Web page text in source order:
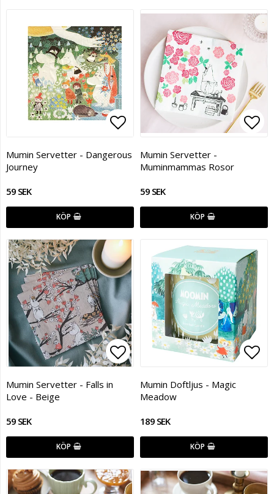
Lägg till i favoritlistan
Mumin Servetter - Dangerous
Journey
59 SEK
KÖP
Mumin Servetter -
Muminmammas Rosor
59 SEK
KÖP
Lägg till i favoritlistan
Mumin Servetter - Falls in
Love - Beige
59 SEK
KÖP
Mumin Doftljus - Magic
Meadow
189 SEK
KÖP